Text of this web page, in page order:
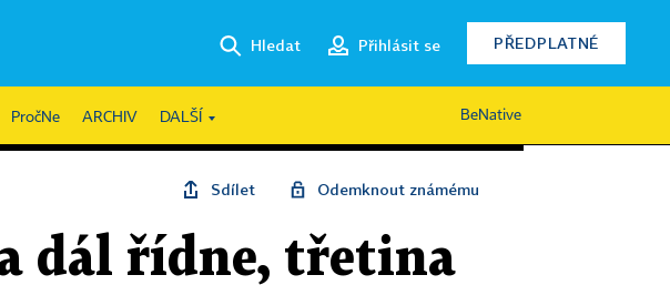
Hledat Přihlásit se PŘEDPLATNÉ
PročNe ARCHIV DALŠÍ BeNative
Sdílet Odemknout známému
dál řídne, třetina